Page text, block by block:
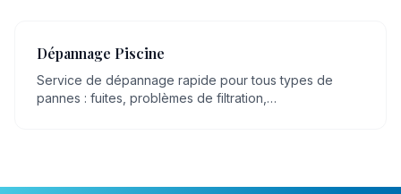
Dépannage Piscine
Service de dépannage rapide pour tous types de
pannes : fuites, problèmes de filtration,